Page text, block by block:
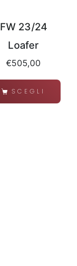
FW 23/24
Loafer
€505,00
SCEGLI